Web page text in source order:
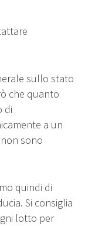
sullo stato
che quanto
di
a un
sono
quindi di
Si consiglia
lotto per